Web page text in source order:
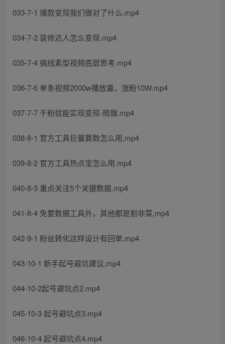
033-7-1 爆款变现我们做对了什么.mp4
034-7-2 装修达人怎么变现.mp4
035-7-4 搞线素型视频底层思考.mp4
036-7-6 单条视频2000w播放量，涨粉10W.mp4
037-7-7 千粉就能实现变现-照做.mp4
038-8-1 官方工具巨量算数怎么用,mp4
039-8-2 官方工具热点宝怎么用.mp4
040-8-3 重点关注5个关键数据.mp4
041-8-4 免要数据工具外，其他都是割非菜,mp4
042-9-1 粉丝转化这样设计有回单,mp4
043-10-1 新手起号避坑建议,mp4
044-10-2起号避坑点2.mp4
045-10-3 起号避坑点3.mp4
046-10-4 起号避坑点4.mp4